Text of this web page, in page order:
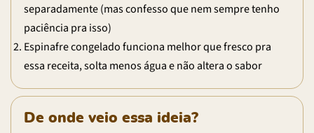
separadamente (mas confesso que nem sempre tenho
paciência pra isso)
Espinafre congelado funciona melhor que fresco pra
essa receita, solta menos água e não altera o sabor
De onde veio essa ideia?